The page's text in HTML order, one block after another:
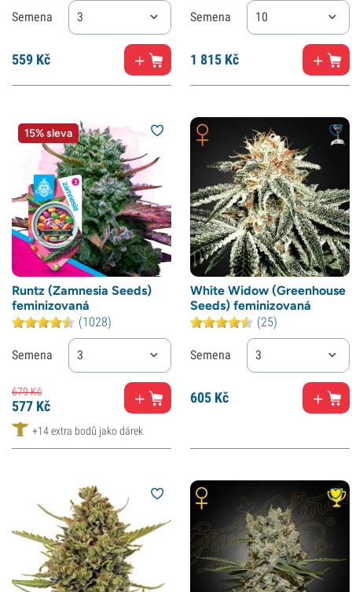
Semena 3
559 Kč
Semena 10
1 815 Kč
15% sleva
Runtz (Zamnesia Seeds)
feminizovaná
(1028)
Semena 3
679Kč
577 Kč
+14 extra bodů jako dárek
White Widow (Greenhouse
Seeds) feminizovaná
(25)
Semena 3
605 Kč